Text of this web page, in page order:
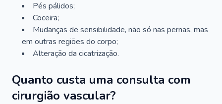
Pés pálidos;
Coceira;
Mudanças de sensibilidade, não só nas pernas, mas
em outras regiões do corpo;
Alteração da cicatrização.
Quanto custa uma consulta com
cirurgião vascular?